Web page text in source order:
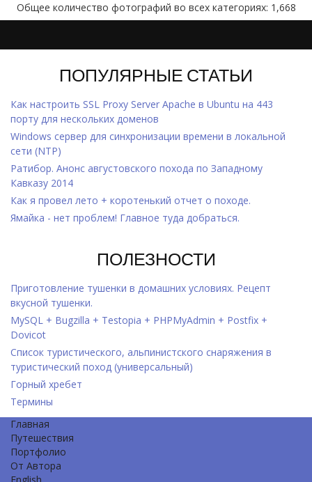
Общее количество фотографий во всех категориях: 1,668
ПОПУЛЯРНЫЕ СТАТЬИ
Как настроить SSL Proxy Server Apache в Ubuntu на 443
порту для нескольких доменов
Windows cервер для синхронизации времени в локальной
сети (NTP)
Ратибор. Анонс августовского похода по Западному
Кавказу 2014
Как я провел лето + коротенький отчет о походе.
Ямайка - нет проблем! Главное туда добраться.
ПОЛЕЗНОСТИ
Приготовление тушенки в домашних условиях. Рецепт
вкусной тушенки.
MySQL + Bugzilla + Testopia + PHPMyAdmin + Postfix +
Dovicot
Список туристического, альпинистского снаряжения в
туристический поход (универсальный)
Горный хребет
Термины
Главная
Путешествия
Портфолио
От Автора